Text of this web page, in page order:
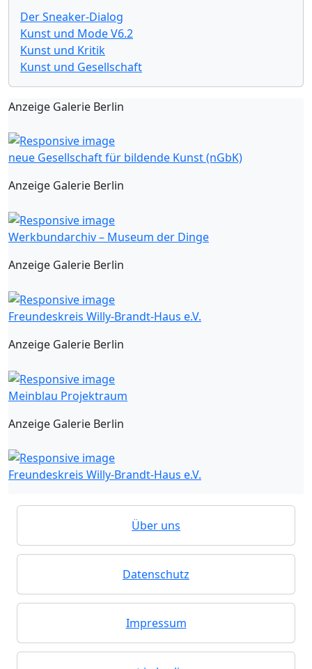
Der Sneaker-Dialog
Kunst und Mode V6.2
Kunst und Kritik
Kunst und Gesellschaft
Anzeige Galerie Berlin
neue Gesellschaft für bildende Kunst (nGbK)
Anzeige Galerie Berlin
Werkbundarchiv – Museum der Dinge
Anzeige Galerie Berlin
Freundeskreis Willy-Brandt-Haus e.V.
Anzeige Galerie Berlin
Meinblau Projektraum
Anzeige Galerie Berlin
Freundeskreis Willy-Brandt-Haus e.V.
Über uns
Datenschutz
Impressum